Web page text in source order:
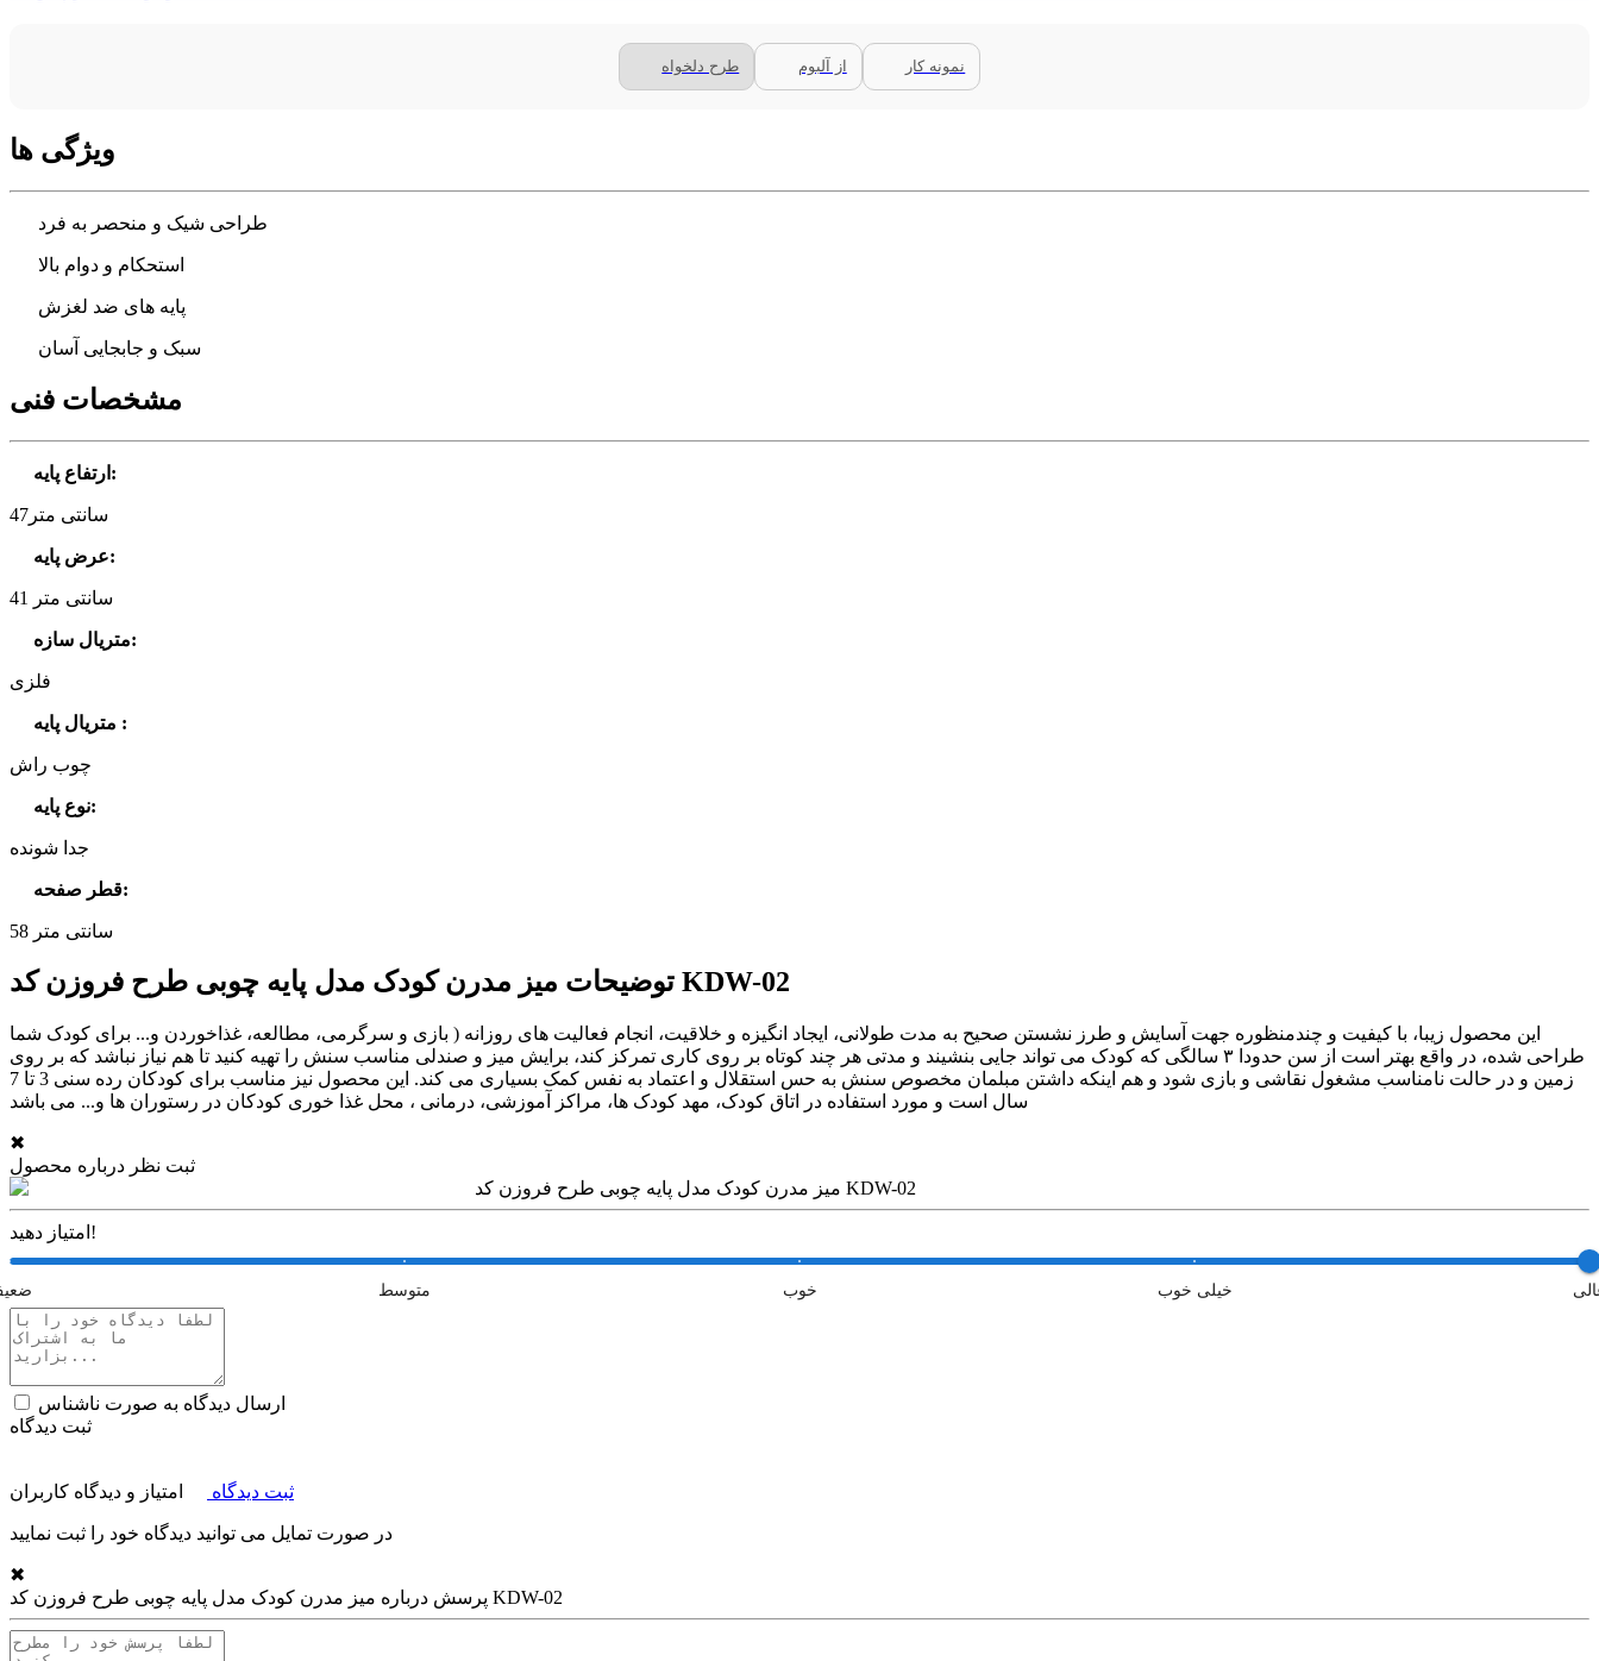
طرح دلخواه از آلبوم نمونه کار
ویژگی ها
طراحی شیک و منحصر به فرد
استحکام و دوام بالا
پایه های ضد لغزش
سبک و جابجایی آسان
مشخصات فنی
ارتفاع پایه :
47سانتی متر
عرض پایه:
41 سانتی متر
متریال سازه:
فلزی
:
چوب راش
نوع پایه:
جدا شونده
قطر صفحه:
58 سانتی متر
توضیحات میز مدرن کودک مدل پایه چوبی طرح فروزن کد KDW-02
این محصول زیبا، با کیفیت و چندمنظوره جهت آسایش و طرز نشستن صحیح به مدت طولانی، ایجاد انگیزه و خلاقیت، انجام فعالیت های روزانه ( بازی و سرگرمی، مطالعه، غذاخوردن و... برای کودک شما
طراحی شده، در واقع بهتر است از سن حدودا ۳ سالگی که کودک می تواند جایی بنشیند و مدتی هر چند کوتاه بر روی کاری تمرکز کند، برایش میز و صندلی مناسب سنش را تهیه کنید تا هم نیاز نباشد که بر روی
زمین و در حالت نامناسب مشغول نقاشی و بازی شود و هم اینکه داشتن مبلمان مخصوص سنش به حس استقلال و اعتماد به نفس کمک بسیاری می کند. این محصول نیز مناسب برای کودکان رده سنی 3 تا 7
سال است و مورد استفاده در اتاق کودک، مهد کودک ها، مراکز آموزشی، درمانی ، محل غذا خوری کودکان در رستوران ها و... می باشد
✖
ثبت نظر درباره محصول
میز مدرن کودک مدل پایه چوبی طرح فروزن کد KDW-02
امتیاز دهید!
متوسط خوب خیلی خوب
ارسال دیدگاه به صورت ناشناس
ثبت دیدگاه
ثبت دیدگاه امتیاز و دیدگاه کاربران
در صورت تمایل می توانید دیدگاه خود را ثبت نمایید
✖
پرسش درباره میز مدرن کودک مدل پایه چوبی طرح فروزن کد KDW-02